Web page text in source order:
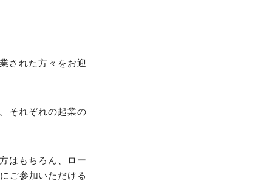
された方々をお迎
それぞれの起業の
はもちろん、ロー
ご参加いただける